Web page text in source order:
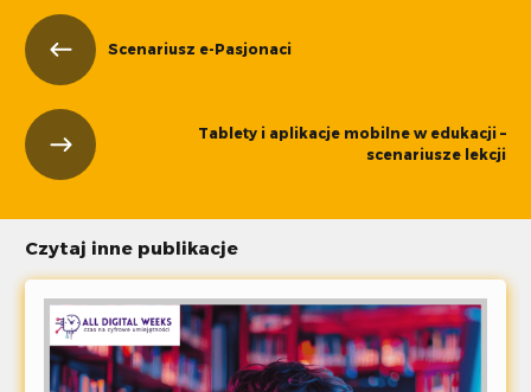
Scenariusz e-Pasjonaci
Tablety i aplikacje mobilne w edukacji –
scenariusze lekcji
Czytaj inne publikacje